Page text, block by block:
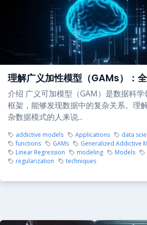
理解广义加性模型（GAMs）：
介绍 广义可加模型（GAM）是数据科
框架，能够发现数据中的复杂关系。理
杂数据模式的人来说...
addictive models Applications
data
functions
GAMs Generalized Addictive
Linear Regression
modeling Models
regularization
techniques